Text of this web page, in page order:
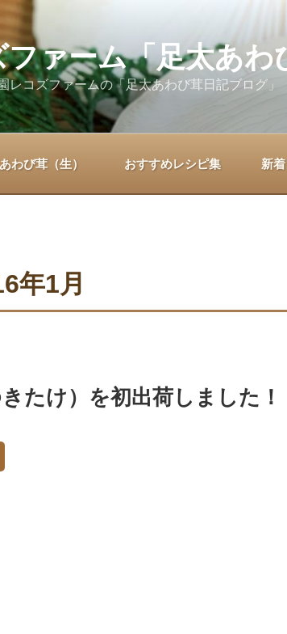
ァーム「足太あわ
レコズファームの「足太あわび茸日記ブログ」
あわび茸（生） おすすめレシピ集 新
年1月
たけ）を初出荷しました！